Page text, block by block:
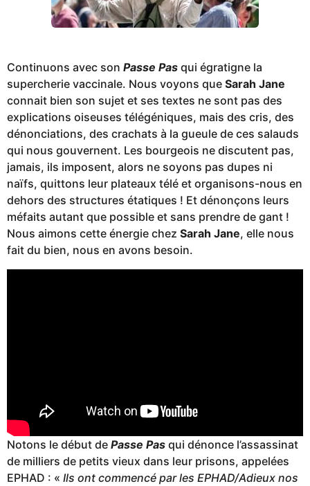
Continuons avec son Passe Pas qui égratigne la
supercherie vaccinale. Nous voyons que Sarah Jane
connait bien son sujet et ses textes ne sont pas des
explications oiseuses télégéniques, mais des cris, des
dénonciations, des crachats à la gueule de ces salauds
qui nous gouvernent. Les bourgeois ne discutent pas,
jamais, ils imposent, alors ne soyons pas dupes ni
naïfs, quittons leur plateaux télé et organisons-nous en
dehors des structures étatiques ! Et dénonçons leurs
méfaits autant que possible et sans prendre de gant !
Nous aimons cette énergie chez Sarah Jane, elle nous
fait du bien, nous en avons besoin.
Notons le début de Passe Pas qui dénonce l’assassinat
de milliers de petits vieux dans leur prisons, appelées
EPHAD : « Ils ont commencé par les EPHAD/Adieux nos